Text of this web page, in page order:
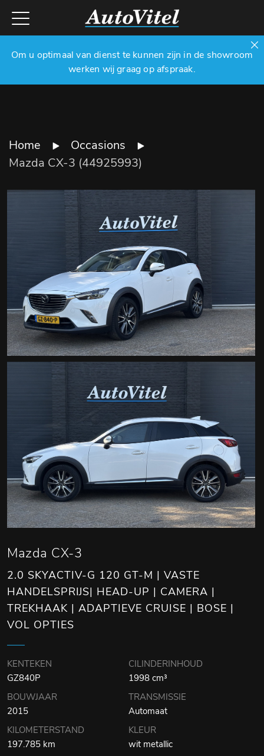
Om u optimaal van dienst te kunnen zijn in de showroom
werken wij graag op afspraak.
Home
Occasions
Mazda CX-3 (44925993)
Mazda CX-3
2.0 SKYACTIV-G 120 GT-M | VASTE
HANDELSPRIJS| HEAD-UP | CAMERA |
TREKHAAK | ADAPTIEVE CRUISE | BOSE |
VOL OPTIES
KENTEKEN
GZ840P
CILINDERINHOUD
1998 cm³
BOUWJAAR
2015
TRANSMISSIE
Automaat
KILOMETERSTAND
197.785 km
KLEUR
wit metallic